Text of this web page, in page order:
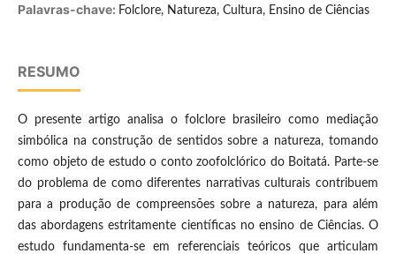
Palavras-chave: Folclore, Natureza, Cultura, Ensino de Ciências
RESUMO
O presente artigo analisa o folclore brasileiro como mediação
simbólica na construção de sentidos sobre a natureza, tomando
como objeto de estudo o conto zoofolclórico do Boitatá. Parte-se
do problema de como diferentes narrativas culturais contribuem
para a produção de compreensões sobre a natureza, para além
das abordagens estritamente científicas no ensino de Ciências. O
estudo fundamenta-se em referenciais teóricos que articulam